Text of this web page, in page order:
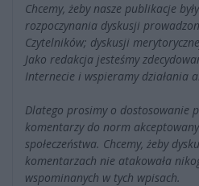
Chcemy, żeby nasze publikacje
rozpoczynania dyskusji
Czytelników; dyskusji
Jako redakcja jesteśmy
Internecie i wspieramy działania
Dlatego prosimy o dostosowanie
komentarzy do norm
społeczeństwa. Chcemy, żeby
komentarzach nie atakowała
wspominanych w tych wpisach.